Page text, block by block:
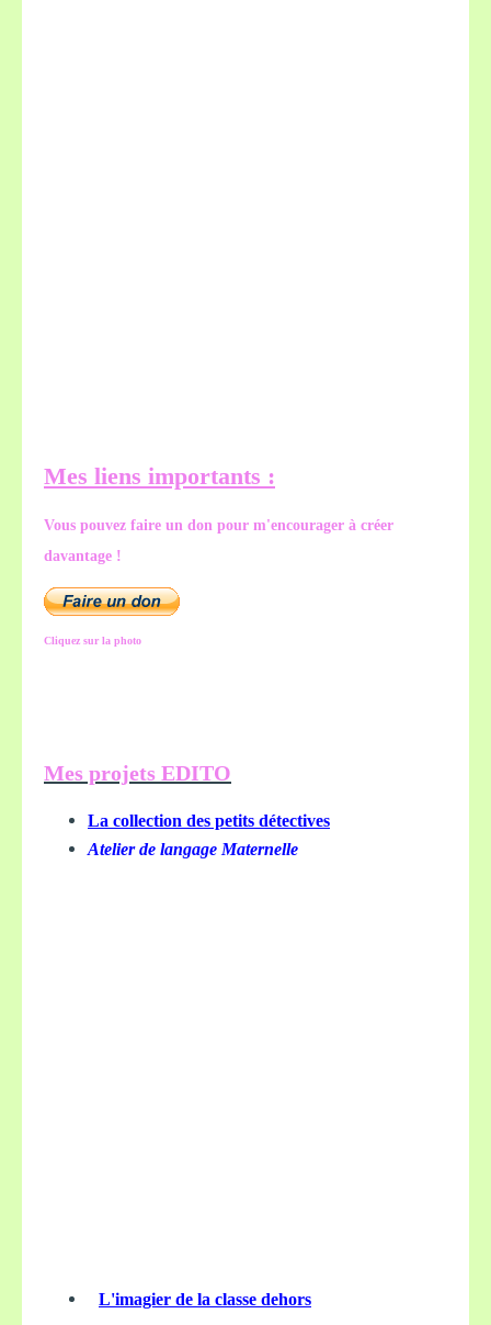
Mes liens importants :
Vous pouvez faire un don pour m'encourager à créer
davantage !
Cliquez sur la photo
Mes projets EDITO
La collection des petits détectives
Atelier de langage Maternelle
L'imagier de la classe dehors